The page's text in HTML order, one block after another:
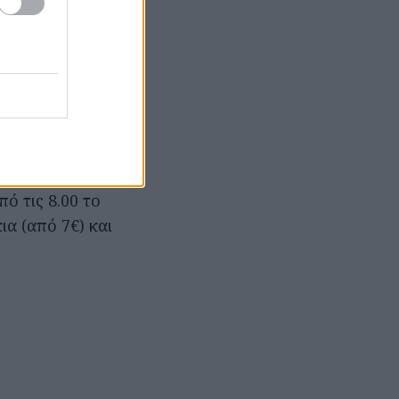
από την
ό,τι
όπως τα
τις 8.00 το
(από 7€) και